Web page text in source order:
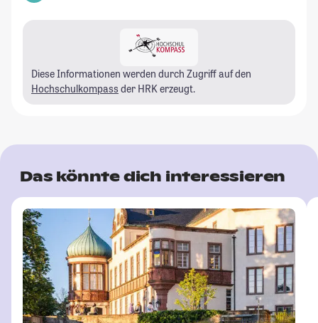
Diese Informationen werden durch Zugriff auf den
Hochschulkompass der HRK erzeugt.
Das könnte dich interessieren